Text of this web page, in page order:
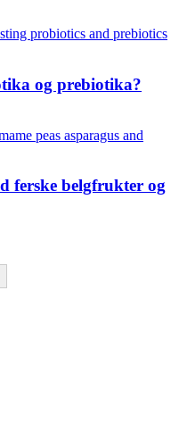
og prebiotika?
ferske belgfrukter og